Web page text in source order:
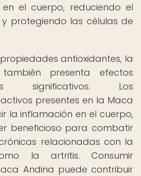
el cuerpo, reduciendo el
protegiendo las células de
antioxidantes, la
presenta efectos
significativos. Los
presentes en la Maca
la inflamación en el cuerpo,
beneficioso para combatir
relacionadas con la
la artritis. Consumir
Andina puede contribuir